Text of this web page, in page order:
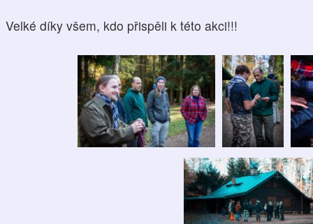
Velké díky všem, kdo přispěli k této akci!!!